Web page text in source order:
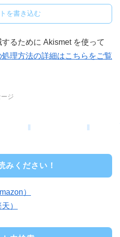
を書き込む
るために Akismet を使って
理方法の詳細はこちらをご覧
ージ
みください！
）
）